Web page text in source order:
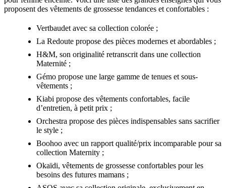
proposent des vêtements de grossesse tendances et confortables :
Vertbaudet avec sa collection colorée ;
La Redoute propose des pièces modernes et abordables ;
H&M, son originalité retranscrit dans une collection
Maternité ;
Gémo propose une large gamme de tenues et sous-
vêtements ;
Kiabi propose des vêtements confortables, facile
d’entretien, à petit prix ;
Orchestra propose des pièces indispensables sans sacrifier
le style ;
Boohoo avec un rapport qualité/prix incomparable pour sa
collection Maternity ;
Okaïdi, vêtements de grossesse confortables pour les
besoins des futures mamans ;